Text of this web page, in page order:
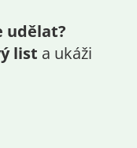
udělat?
list a ukáži